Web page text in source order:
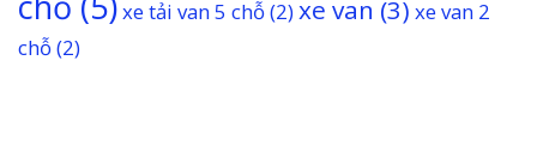
xe tải van 5 chỗ(2) xe van (3) xe van 2
chỗ(2)